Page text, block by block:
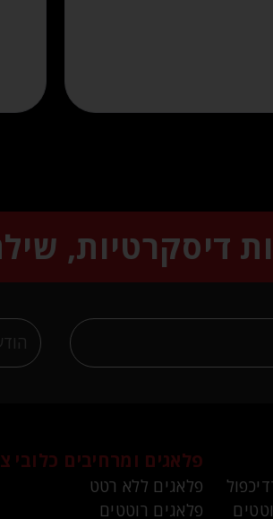
דיסקרטיות,
פלאגים ומרחיבים
פלאגים ללא רטט
פלאגים רוטטים
כלובי